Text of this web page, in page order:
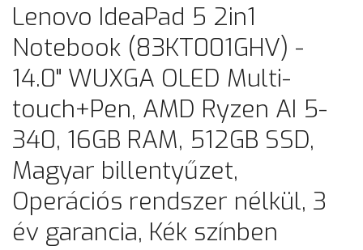
Lenovo IdeaPad 5 2in1
Notebook (83KT001GHV) -
14.0" WUXGA OLED Multi-
touch+Pen, AMD Ryzen AI 5-
340, 16GB RAM, 512GB SSD,
Magyar billentyűzet,
Operációs rendszer nélkül, 3
év garancia, Kék színben